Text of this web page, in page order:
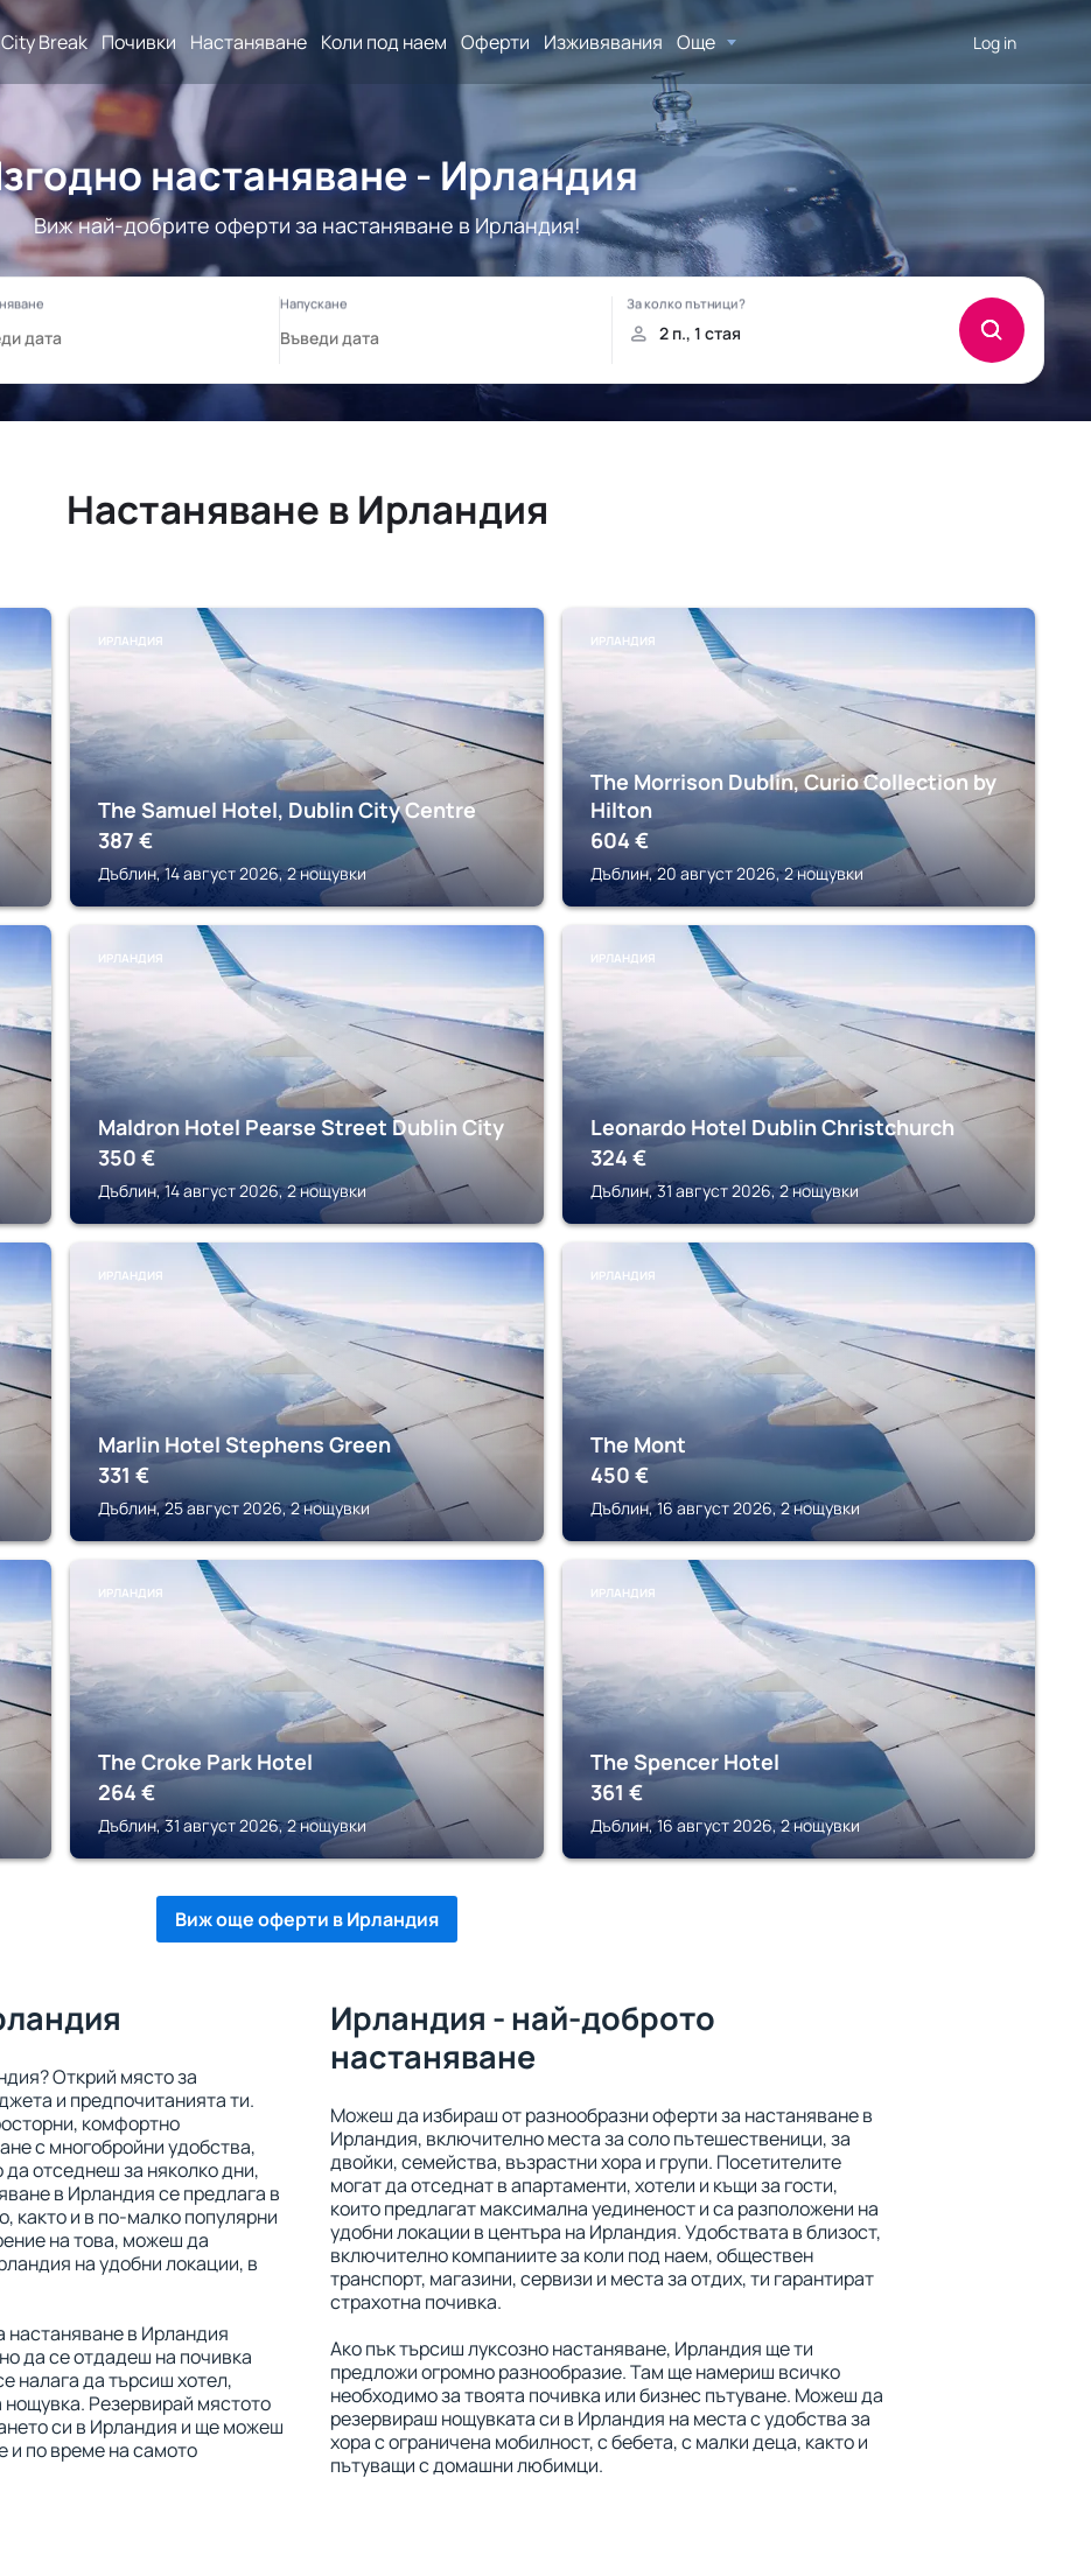
City Break Почивки Настаняване Коли под наем Оферти Изживявания Още Log in
настаняване - Ирландия
Виж най-добрите оферти за настаняване в Ирландия!
Настаняване в Ирландия
ИРЛАНДИЯ
The Samuel Hotel, Dublin City Centre
387 €
Дъблин, 14 август 2026, 2 нощувки
ИРЛАНДИЯ
The Morrison Dublin, Curio Collection by
Hilton
604 €
Дъблин, 20 август 2026, 2 нощувки
ИРЛАНДИЯ
Maldron Hotel Pearse Street Dublin City
350 €
Дъблин, 14 август 2026, 2 нощувки
ИРЛАНДИЯ
Leonardo Hotel Dublin Christchurch
324 €
Дъблин, 31 август 2026, 2 нощувки
ИРЛАНДИЯ
Marlin Hotel Stephens Green
331 €
Дъблин, 25 август 2026, 2 нощувки
ИРЛАНДИЯ
The Mont
450 €
Дъблин, 16 август 2026, 2 нощувки
ИРЛАНДИЯ
The Croke Park Hotel
264 €
Дъблин, 31 август 2026, 2 нощувки
ИРЛАНДИЯ
The Spencer Hotel
361 €
Дъблин, 16 август 2026, 2 нощувки
Виж още оферти в Ирландия
Открий място за
и предпочитанията ти.
комфортно
с многобройни удобства,
да отседнеш за няколко дни,
в Ирландия се предлага в
както и в по-малко популярни
на това, можеш да
на удобни локации, в
настаняване в Ирландия
да се отдадеш на почивка
налага да търсиш хотел,
Резервирай мястото
си в Ирландия и ще можеш
и по време на самото
Ирландия - най-доброто
настаняване
Можеш да избираш от разнообразни оферти за настаняване в
Ирландия, включително места за соло пътешественици, за
двойки, семейства, възрастни хора и групи. Посетителите
могат да отседнат в апартаменти, хотели и къщи за гости,
които предлагат максимална уединеност и са разположени на
удобни локации в центъра на Ирландия. Удобствата в близост,
включително компаниите за коли под наем, обществен
транспорт, магазини, сервизи и места за отдих, ти гарантират
страхотна почивка.
Ако пък търсиш луксозно настаняване, Ирландия ще ти
предложи огромно разнообразие. Там ще намериш всичко
необходимо за твоята почивка или бизнес пътуване. Можеш да
резервираш нощувката си в Ирландия на места с удобства за
хора с ограничена мобилност, с бебета, с малки деца, както и
пътуващи с домашни любимци.